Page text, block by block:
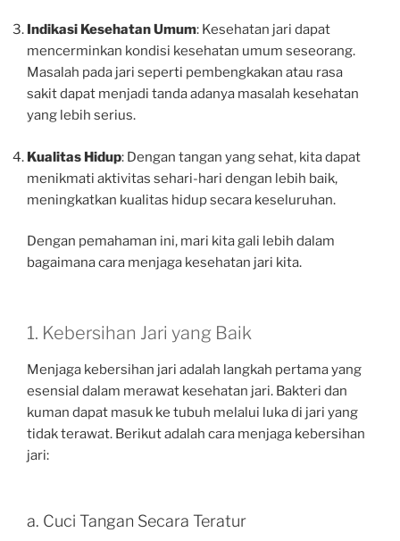
Indikasi Kesehatan Umum: Kesehatan jari dapat
mencerminkan kondisi kesehatan umum seseorang.
Masalah pada jari seperti pembengkakan atau rasa
sakit dapat menjadi tanda adanya masalah kesehatan
yang lebih serius.
Kualitas Hidup: Dengan tangan yang sehat, kita dapat
menikmati aktivitas sehari-hari dengan lebih baik,
meningkatkan kualitas hidup secara keseluruhan.
Dengan pemahaman ini, mari kita gali lebih dalam
bagaimana cara menjaga kesehatan jari kita.
1. Kebersihan Jari yang Baik
Menjaga kebersihan jari adalah langkah pertama yang
esensial dalam merawat kesehatan jari. Bakteri dan
kuman dapat masuk ke tubuh melalui luka di jari yang
tidak terawat. Berikut adalah cara menjaga kebersihan
jari:
a. Cuci Tangan Secara Teratur